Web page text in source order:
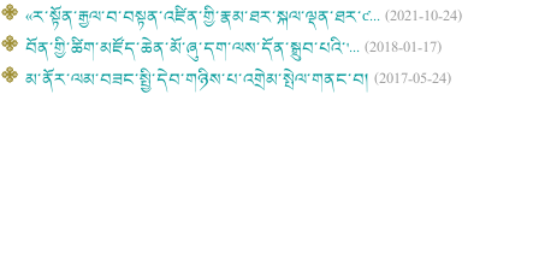
«ར་སྟོན་རྒྱལ་བ་བསྟན་འཛིན་གྱི་རྣམ་ཐར་སྐལ་ལྡན་ཐར་ƈ...(2021-10-24)
བོན་གྱི་ཚིག་མཛོད་ཆེན་མོ་ཞུ་དག་ལས་དོན་སྒྲུབ་པའི་'...(2018-01-17)
མ་ནོར་ལམ་བཟང་སྤྱི་དེབ་གཉིས་པ་འགྲེམ་སྤེལ་གནང་བ། (2017-05-24)